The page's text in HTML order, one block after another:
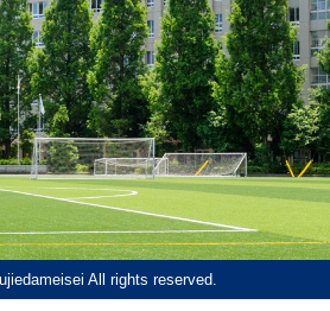
All rights reserved.